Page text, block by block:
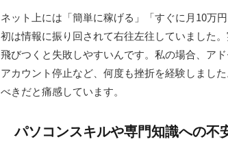
ネット上には「簡単に稼げる」「すぐに月10万
初は情報に振り回されて右往左往していました
飛びつくと失敗しやすいんです。私の場合、ア
アカウント停止など、何度も挫折を経験しまし
べきだと痛感しています。
パソコンスキルや専門知識への不